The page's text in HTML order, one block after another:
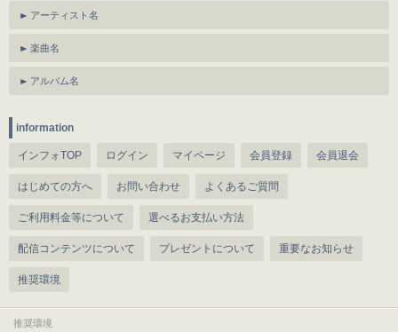
アーティスト名
楽曲名
アルバム名
information
インフォTOP ログイン マイページ 会員登録 会員退会
はじめての方へ お問い合わせ よくあるご質問
ご利用料金等について 選べるお支払い方法
配信コンテンツについて プレゼントについて 重要なお知らせ
推奨環境
推奨環境